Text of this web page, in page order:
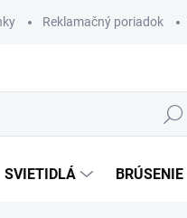
Reklamačný poriadok
Hľadať
SVIETIDLÁ BRÚSENIE